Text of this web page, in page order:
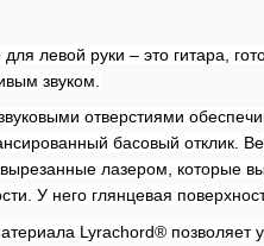
для левой руки – это гитара,
звуком.
отверстиями
басовый отклик.
лазером, которые
У него глянцевая
Lyrachord® позволяет